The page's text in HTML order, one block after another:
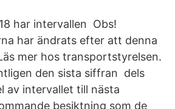
har intervallen Obs!
har ändrats efter att denna
mer hos transportstyrelsen.
den sista siffran dels
av intervallet till nästa
besiktning som de